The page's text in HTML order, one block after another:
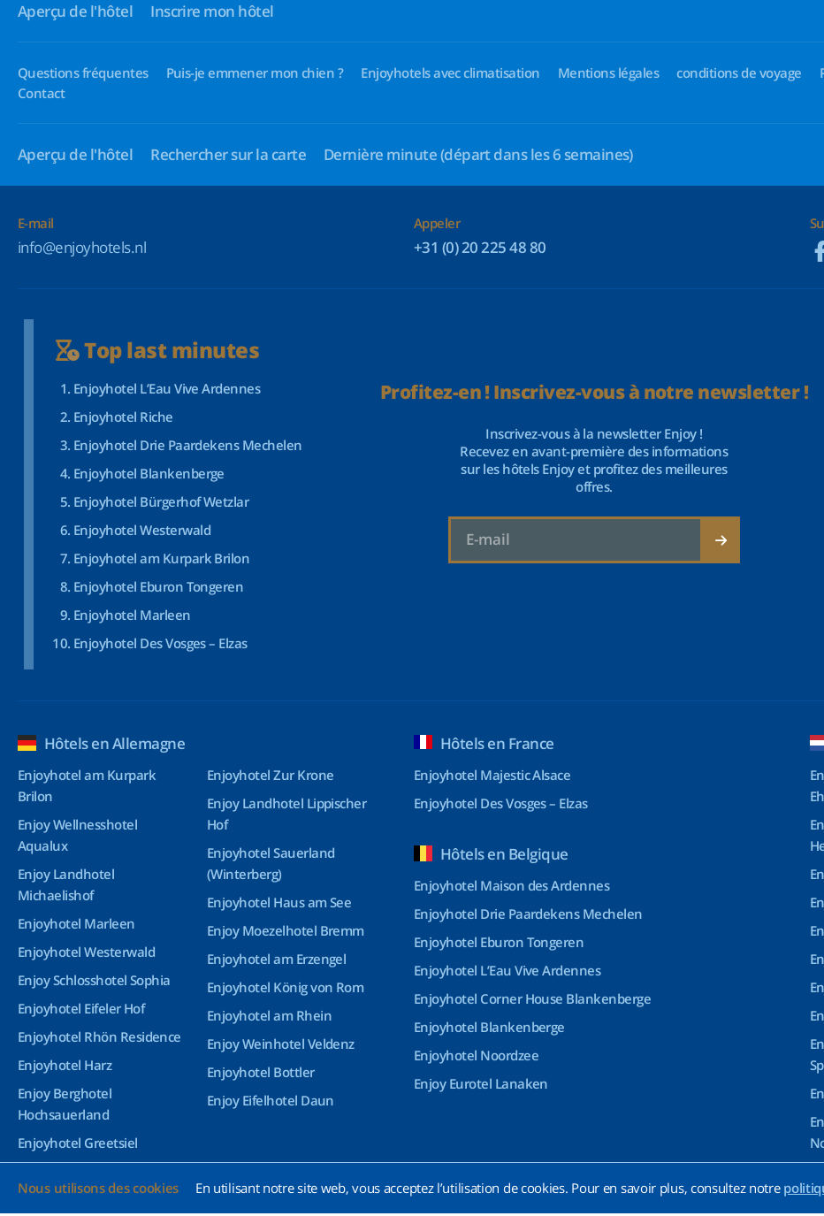
Nous utilisons des cookies En utilisant notre site web, vous acceptez l’utilisation de cookies. Pour en savoir plus, consultez notre
Aperçu de l'hôtel Inscrire mon hôtel
Questions fréquentes Puis-je emmener mon chien ? Enjoyhotels avec climatisation Mentions légales conditions de voyage
Contact
Aperçu de l'hôtel Rechercher sur la carte Dernière minute(départ dans les 6 semaines)
E-mail
info@enjoyhotels.nl
Appeler
+31 (0) 20 225 48 80
Top last minutes
Enjoyhotel L’Eau Vive Ardennes
Enjoyhotel Riche
Enjoyhotel Drie Paardekens Mechelen
Enjoyhotel Blankenberge
Enjoyhotel Bürgerhof Wetzlar
Enjoyhotel Westerwald
Enjoyhotel am Kurpark Brilon
Enjoyhotel Eburon Tongeren
Enjoyhotel Marleen
Enjoyhotel Des Vosges – Elzas
Profitez-en ! Inscrivez-vous à notre newsletter !
Inscrivez-vous à la newsletter Enjoy !
Recevez en avant-première des informations
sur les hôtels Enjoy et profitez des meilleures
offres.
Hôtels en Allemagne
Enjoyhotel am Kurpark
Brilon
Enjoy Wellnesshotel
Aqualux
Enjoy Landhotel
Michaelishof
Enjoyhotel Marleen
Enjoyhotel Westerwald
Enjoy Schlosshotel Sophia
Enjoyhotel Eifeler Hof
Enjoyhotel Rhön Residence
Enjoyhotel Harz
Enjoy Berghotel
Hochsauerland
Enjoyhotel Greetsiel
Wetzlar
Enjoyhotel Zur Krone
Enjoy Landhotel Lippischer
Hof
Enjoyhotel Sauerland
(Winterberg)
Enjoyhotel Haus am See
Enjoy Moezelhotel Bremm
Enjoyhotel am Erzengel
Enjoyhotel König von Rom
Enjoyhotel am Rhein
Enjoy Weinhotel Veldenz
Enjoyhotel Bottler
Enjoy Eifelhotel Daun
Hôtels en France
Enjoyhotel Majestic Alsace
Enjoyhotel Des Vosges – Elzas
Hôtels en Belgique
Enjoyhotel Maison des Ardennes
Enjoyhotel Drie Paardekens Mechelen
Enjoyhotel Eburon Tongeren
Enjoyhotel L’Eau Vive Ardennes
Enjoyhotel Corner House Blankenberge
Enjoyhotel Blankenberge
Enjoyhotel Noordzee
Enjoy Eurotel Lanaken